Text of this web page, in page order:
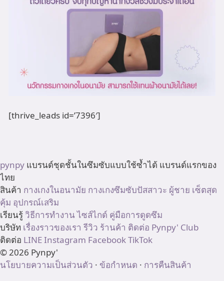
[thrive_leads id=’7396′]
pynpy แบรนด์ชุดชั้นในซึมซับแบบใช้ซ้ำได้ แบรนด์แรกของ
ไทย
สินค้า กางเกงในอนามัย กางเกงซึมซับปัสสาวะ ผู้ชาย เซ็ตสุด
คุ้ม อุปกรณ์เสริม
เรียนรู้ วิธีการทำงาน ไซส์ไกด์ คู่มือการดูดซึม
บริษัท เรื่องราวของเรา รีวิว ร้านค้า ติดต่อ Pynpy' Club
ติดต่อ LINEInstagram FacebookTikTok
© 2026 Pynpy'
นโยบายความเป็นส่วนตัว · ข้อกำหนด · การคืนสินค้า